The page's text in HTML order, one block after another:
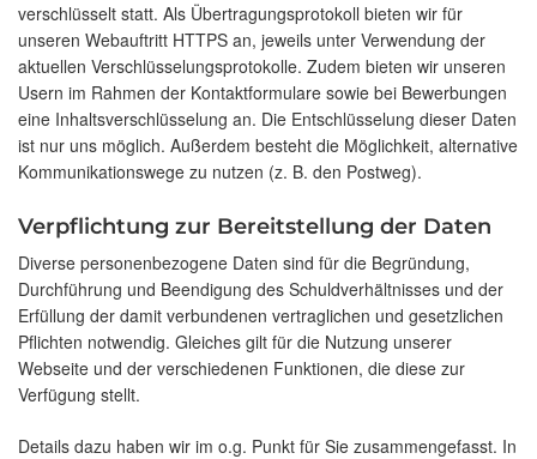
verschlüsselt statt. Als Übertragungsprotokoll bieten wir für
unseren Webauftritt HTTPS an, jeweils unter Verwendung der
aktuellen Verschlüsselungsprotokolle. Zudem bieten wir unseren
Usern im Rahmen der Kontaktformulare sowie bei Bewerbungen
eine Inhaltsverschlüsselung an. Die Entschlüsselung dieser Daten
ist nur uns möglich. Außerdem besteht die Möglichkeit, alternative
Kommunikationswege zu nutzen (z. B. den Postweg).
Verpflichtung zur Bereitstellung der Daten
Diverse personenbezogene Daten sind für die Begründung,
Durchführung und Beendigung des Schuldverhältnisses und der
Erfüllung der damit verbundenen vertraglichen und gesetzlichen
Pflichten notwendig. Gleiches gilt für die Nutzung unserer
Webseite und der verschiedenen Funktionen, die diese zur
Verfügung stellt.
Details dazu haben wir im o.g. Punkt für Sie zusammengefasst. In